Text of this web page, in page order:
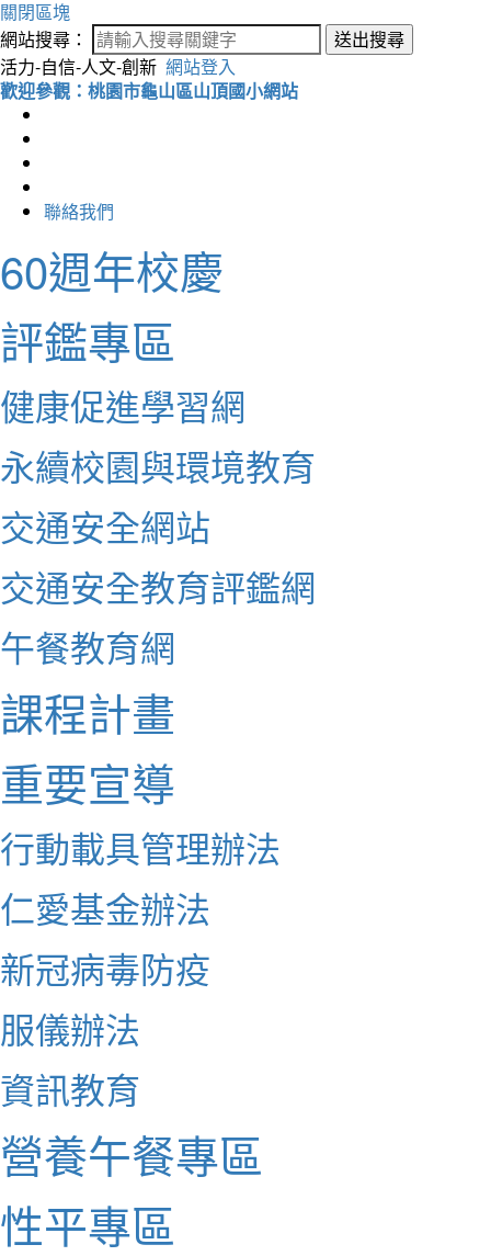
關閉區塊
網站搜尋：
送出搜尋
活力-自信-人文-創新 網站登入
歡迎參觀：桃園市龜山區山頂國小網站
聯絡我們
60週年校慶
評鑑專區
健康促進學習網
永續校園與環境教育
交通安全網站
交通安全教育評鑑網
午餐教育網
課程計畫
重要宣導
行動載具管理辦法
仁愛基金辦法
新冠病毒防疫
服儀辦法
資訊教育
營養午餐專區
性平專區